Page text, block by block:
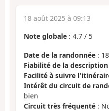
18 août 2025 à 09:13
Note globale : 4.7 / 5
Date de la randonnée :
Fiabilité de la description
Facilité à suivre
Intérêt du circuit de
bien
Circuit très fréquenté :